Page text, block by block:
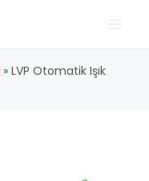
» LVP Otomatik Işık